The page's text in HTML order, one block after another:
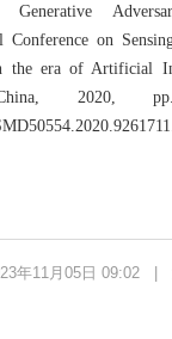
Generative
Conference on
the era of Artificial
2020,
年11月05日 09:02